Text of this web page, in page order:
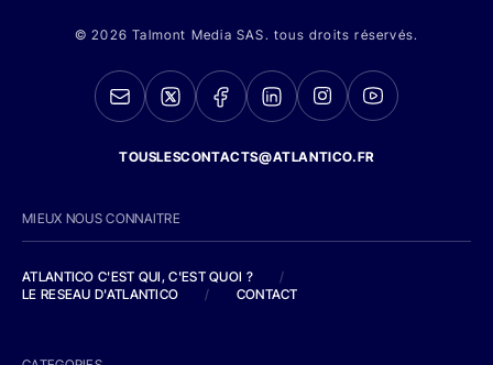
© 2026 Talmont Media SAS. tous droits réservés.
TOUSLESCONTACTS@ATLANTICO.FR
MIEUX NOUS CONNAITRE
ATLANTICO C'EST QUI, C'EST QUOI ?
/
LE RESEAU D'ATLANTICO
/ CONTACT